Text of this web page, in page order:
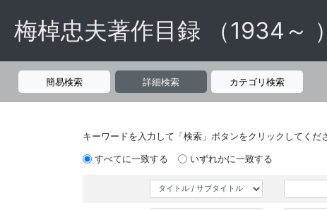
梅棹忠夫著作目録 （1934～ ）
簡易検索 詳細検索 カテゴリ検索
キーワードを入力して「検索」ボタンをクリックしてくだ
すべてに一致する
いずれかに一致する